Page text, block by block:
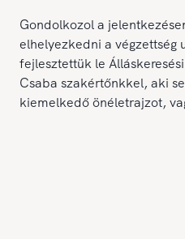
Gondolkozol a
elhelyezkedni a végzettség
fejlesztettük le
Csaba szakértőnkkel, aki
kiemelkedő önéletrajzot,